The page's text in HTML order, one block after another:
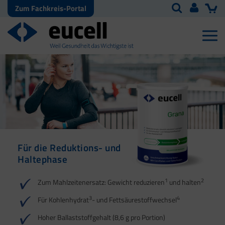
Zum Fachkreis-Portal
Für die Reduktions- und
Haltephase
1 2
3 4
Für die Reduktions- und
Haltephase
1 2
3
4